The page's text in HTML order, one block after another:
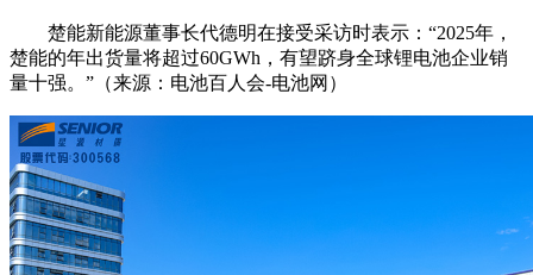
楚能新能源董事长代德明在接受采访时表示：“2025年，
楚能的年出货量将超过60GWh，有望跻身全球锂电池企业销
量十强。”（来源：电池百人会-电池网）